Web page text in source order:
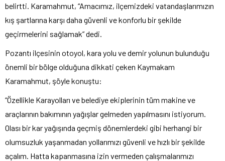
belirtti. Karamahmut, “Amacımız, ilçemizdeki vatandaşlarımızın
kış şartlarına karşı daha güvenli ve konforlu bir şekilde
geçirmelerini sağlamak” dedi.
Pozantı ilçesinin otoyol, kara yolu ve demir yolunun bulunduğu
önemli bir bölge olduğuna dikkati çeken Kaymakam
Karamahmut, şöyle konuştu:
“Özellikle Karayolları ve belediye ekiplerinin tüm makine ve
araçlarının bakımının yağışlar gelmeden yapılmasını istiyorum.
Olası bir kar yağışında geçmiş dönemlerdeki gibi herhangi bir
olumsuzluk yaşanmadan yollarımızı güvenli ve hızlı bir şekilde
açalım. Hatta kapanmasına izin vermeden çalışmalarımızı